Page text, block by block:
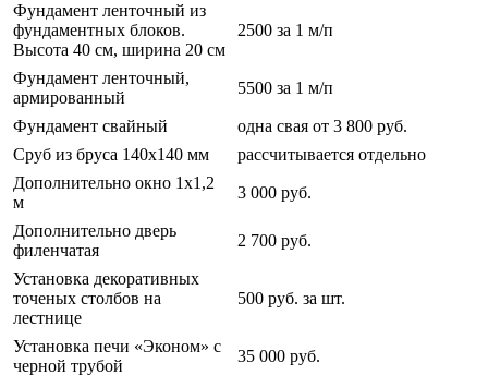
Фундамент ленточный из
фундаментных блоков.
Высота 40 см, ширина 20 см
2500 за 1 м/п
Фундамент ленточный,
армированный
5500 за 1 м/п
Фундамент свайный
одна свая от 3 800 руб.
Сруб из бруса 140х140 мм
рассчитывается отдельно
Дополнительно окно 1х1,2
м
3 000 руб.
Дополнительно дверь
филенчатая
2 700 руб.
Установка декоративных
точеных столбов на
лестнице
500 руб. за шт.
Установка печи «Эконом» с
черной трубой
35 000 руб.